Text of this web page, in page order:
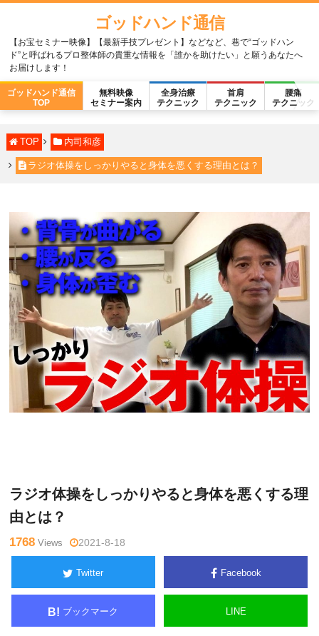
ゴッドハンド通信
【お宝セミナー映像】【最新手技プレゼント】などなど、巷で“ゴッドハン
ド”と呼ばれるプロ整体師の貴重な情報を「誰かを助けたい」と願うあなたへ
お届けします！
ゴッドハンド通信
TOP
無料映像
セミナー案内
全身治療
テクニック
首肩
テクニック
腰痛
テクニック
TOP 内司和彦
ラジオ体操をしっかりやると身体を悪くする理由とは？
ラジオ体操をしっかりやると身体を悪くする理
由とは？
1768 Views 2021-8-18
Twitter Facebook
B! ブックマーク LINE